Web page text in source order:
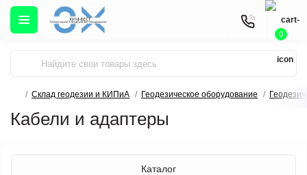
0
Склад геодезии и КИПиА Геодезическое оборудование
Кабели и адаптеры
Каталог